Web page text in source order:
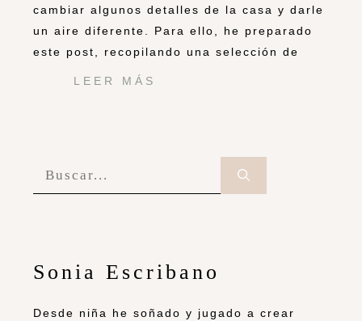
cambiar algunos detalles de la casa y darle
un aire diferente. Para ello, he preparado
este post, recopilando una selección de
LEER MÁS
Sonia Escribano
Desde niña he soñado y jugado a crear